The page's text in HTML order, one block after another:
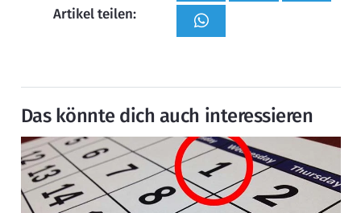
Artikel teilen:
Das könnte dich auch interessieren